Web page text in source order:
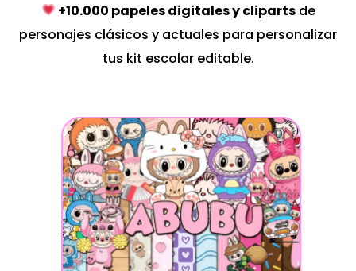
+10.000 papeles digitales y clipartsde
personajes clásicos y actuales para personalizar
tus kit escolar editable.